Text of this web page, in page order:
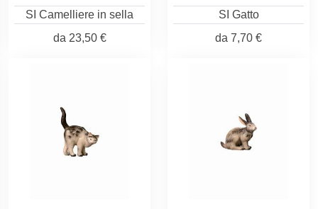
SI Camelliere in sella
da 23,50 €
SI Gatto
da 7,70 €